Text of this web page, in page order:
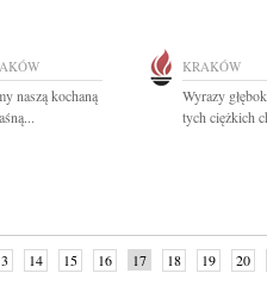
naszą kochaną
KRAKÓW
Wyrazy
tych ciężkich
14 15 16 17 18 19
20